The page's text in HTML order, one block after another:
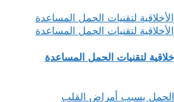
لتقنيات الحمل المساعدة